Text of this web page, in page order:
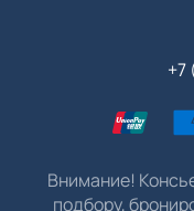
+7
Внимание!
подбору,